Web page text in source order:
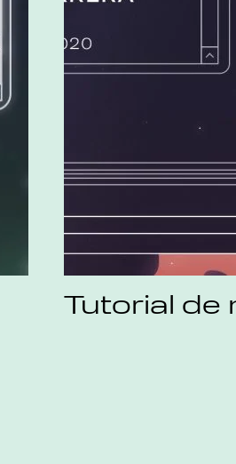
Tutorial de